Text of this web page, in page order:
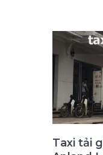
Taxi tải